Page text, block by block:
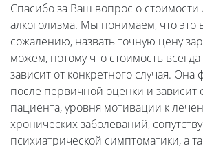
Спасибо за Ваш вопрос о стоимости
алкоголизма. Мы понимаем, что
сожалению, назвать точную цену
можем, потому что стоимость
зависит от конкретного случая. Она
после первичной оценки и зависит
пациента, уровня мотивации к
хронических заболеваний,
психиатрической симптоматики, а